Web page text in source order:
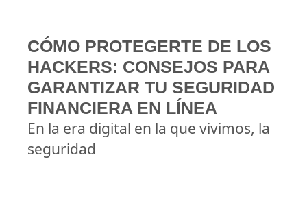
CÓMO PROTEGERTE DE LOS
HACKERS: CONSEJOS PARA
GARANTIZAR TU SEGURIDAD
FINANCIERA EN LÍNEA
En la era digital en la que vivimos, la
seguridad